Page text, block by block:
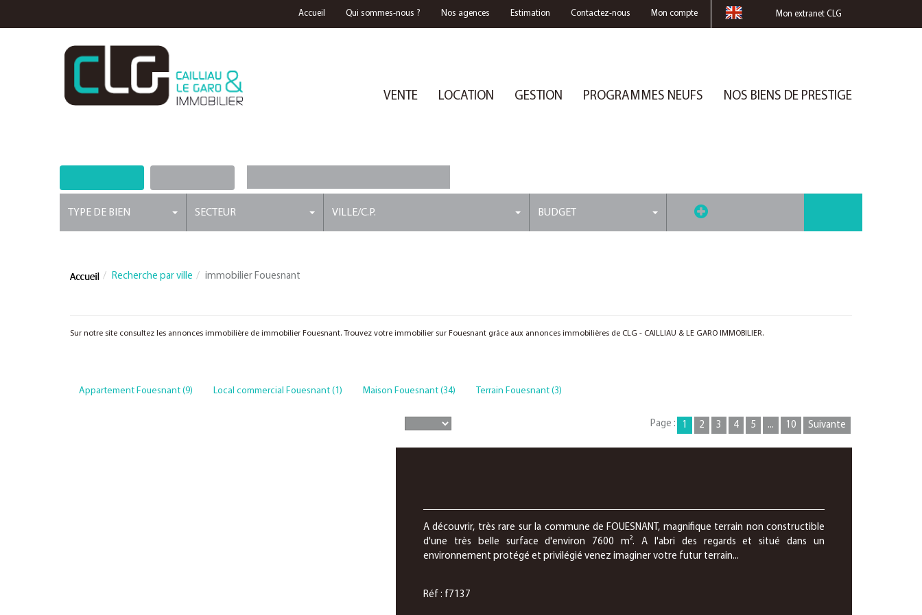
Mon extranet CLG
Accueil Qui sommes-nous ? Nos agences Estimation Contactez-nous Mon compte
VENTE LOCATION GESTION PROGRAMMES NEUFS NOS BIENS DE PRESTIGE
TYPE DE BIEN SECTEUR VILLE/C.P. BUDGET de critères
Recherche par ville immobilier Fouesnant
Sur notre site consultez les annonces immobilière de immobilier Fouesnant. Trouvez votre immobilier sur Fouesnant grâce aux annonces immobilières de CLG - CAILLIAU & LE GARO IMMOBILIER.
Appartement Fouesnant (9) Local commercial Fouesnant (1) Maison Fouesnant (34) Terrain Fouesnant (3)
1 2 3 4 5 ... 10 Suivante
Page :
A découvrir, très rare sur la commune de FOUESNANT, magnifique terrain non constructible
d'une très belle surface d'environ 7600 m². A l'abri des regards et situé dans un
environnement protégé et privilégié venez imaginer votre futur terrain...
Réf : f7137